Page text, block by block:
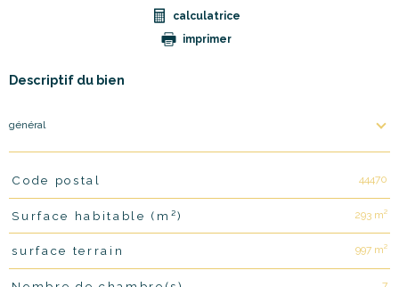
calculatrice
imprimer
Descriptif du bien
général
TRAD_PAMPERO_Caracteristique
Code postal 44470
Surface habitable (m²) 293 m²
surface terrain 997 m²